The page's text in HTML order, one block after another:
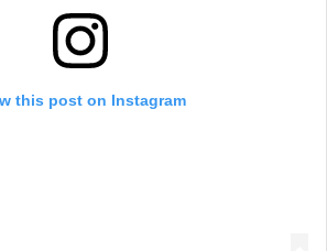
this post on Instagram